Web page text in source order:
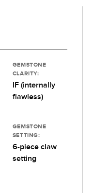
GEMSTONE
CLARITY:
IF (internally
flawless)
GEMSTONE
SETTING:
6-piece claw
setting